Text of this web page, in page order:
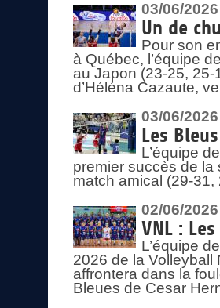
03/06/2026
Un de
Pour son
à Québec, l’équipe
au Japon (23-25,
d’Héléna Cazaute,
03/06/2026
Les
L’équipe
premier succès de la
match amical (29-
02/06/2026
VNL :
L’équipe
2026 de la
affrontera dans la
Bleues de Cesar